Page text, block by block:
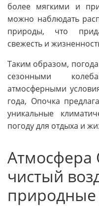
более мягкими и
можно наблюдать
природы, что
свежесть и
Таким образом,
сезонными
атмосферными
года, Опочка
уникальные
погоду для отдыха и
Атмосфера
чистый